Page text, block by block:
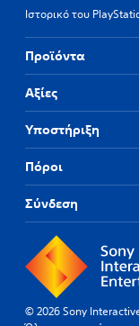
Ιστορικό του
Προϊόντα
Αξίες
Υποστήριξη
Πόροι
Σύνδεση
© 2026 Sony